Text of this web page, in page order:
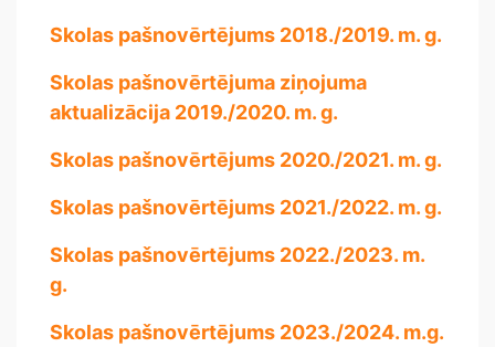
Skolas pašnovērtējums 2018./2019. m. g.
Skolas pašnovērtējuma ziņojuma
aktualizācija 2019./2020. m. g.
Skolas pašnovērtējums 2020./2021. m. g.
Skolas pašnovērtējums 2021./2022. m. g.
Skolas pašnovērtējums 2022./2023. m.
g.
Skolas pašnovērtējums 2023./2024. m.g.